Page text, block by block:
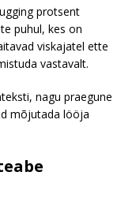
protsent
puhul, kes on
viskajatel ette
vastavalt.
nagu praegune
mõjutada lööja